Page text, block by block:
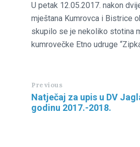
U petak 12.05.2017. nakon
mještana Kumrovca i Bistrice
skupilo se je nekoliko stotina
kumrovečke Etno udruge
Previous
Natječaj za upis u DV
godinu 2017.-2018.